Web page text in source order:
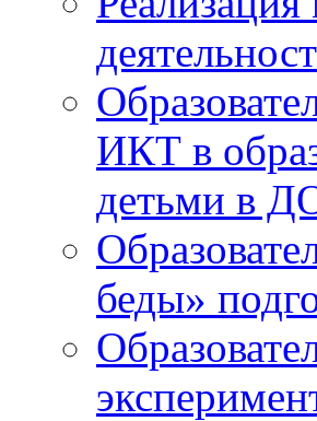
ИКТ в
детьми в
беды»